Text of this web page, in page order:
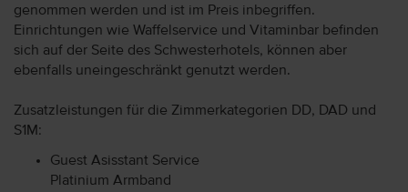
genommen werden und ist im Preis inbegriffen.
Einrichtungen wie Waffelservice und Vitaminbar befinden
sich auf der Seite des Schwesterhotels, können aber
ebenfalls uneingeschränkt genutzt werden.
Zusatzleistungen für die Zimmerkategorien DD, DAD und
S1M:
Guest Asisstant Service
Platinium Armband